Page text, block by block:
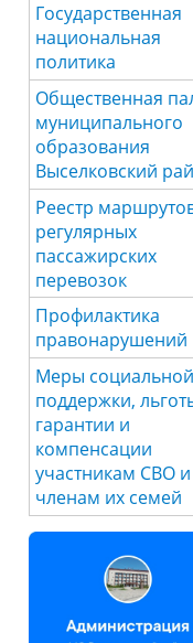
Государственная
национальная
политика
Общественная
муниципального
образования
Выселковский
Реестр
регулярных
пассажирских
перевозок
Профилактика
правонарушений
Меры социальной
поддержки,
гарантии и
компенсации
участникам СВО и
членам их семей